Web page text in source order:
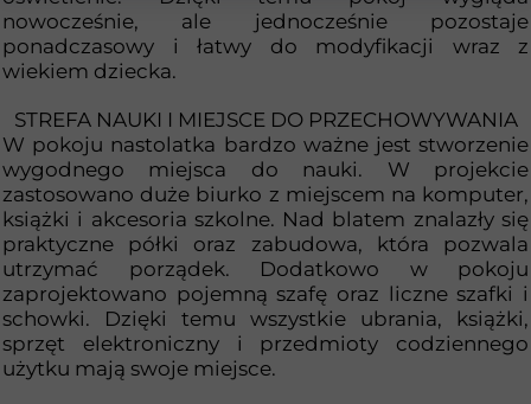
nowocześnie, ale jednocześnie pozostaje
ponadczasowy i łatwy do modyfikacji wraz z
wiekiem dziecka.
STREFA NAUKI I MIEJSCE DO PRZECHOWYWANIA
W pokoju nastolatka bardzo ważne jest stworzenie
wygodnego miejsca do nauki. W projekcie
zastosowano duże biurko z miejscem na komputer,
książki i akcesoria szkolne. Nad blatem znalazły się
praktyczne półki oraz zabudowa, która pozwala
utrzymać porządek. Dodatkowo w pokoju
zaprojektowano pojemną szafę oraz liczne szafki i
schowki. Dzięki temu wszystkie ubrania, książki,
sprzęt elektroniczny i przedmioty codziennego
użytku mają swoje miejsce.